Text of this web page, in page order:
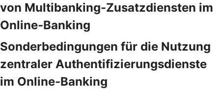
von Multibanking-Zusatzdiensten im
Online-Banking
Sonderbedingungen für die Nutzung
zentraler Authentifizierungsdienste
im Online-Banking